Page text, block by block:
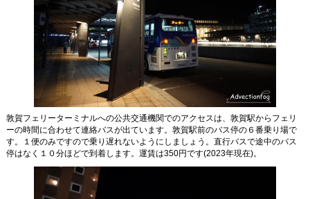
敦賀フェリーターミナルへの公共交通機関でのアクセスは、敦賀駅からフェリ
ーの時間に合わせて連絡バスが出ています。敦賀駅前のバス停の６番乗り場で
す。１便のみですので乗り遅れないようにしましょう。直行バスで途中のバス
停はなく１０分ほどで到着します。運賃は350円です(2023年現在)。